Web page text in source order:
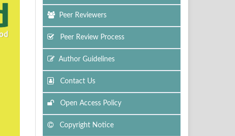
Peer Reviewers
Peer Review Process
Author Guidelines
Contact Us
Open Access Policy
Copyright Notice